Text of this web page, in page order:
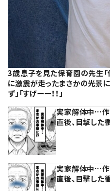
3歳息子を見た保育園の先生「
に激震が走ったまさかの光景
ず」「すげーー！！」
実家解体中…作
直後、目撃した
実家解体中…作
直後、目撃した